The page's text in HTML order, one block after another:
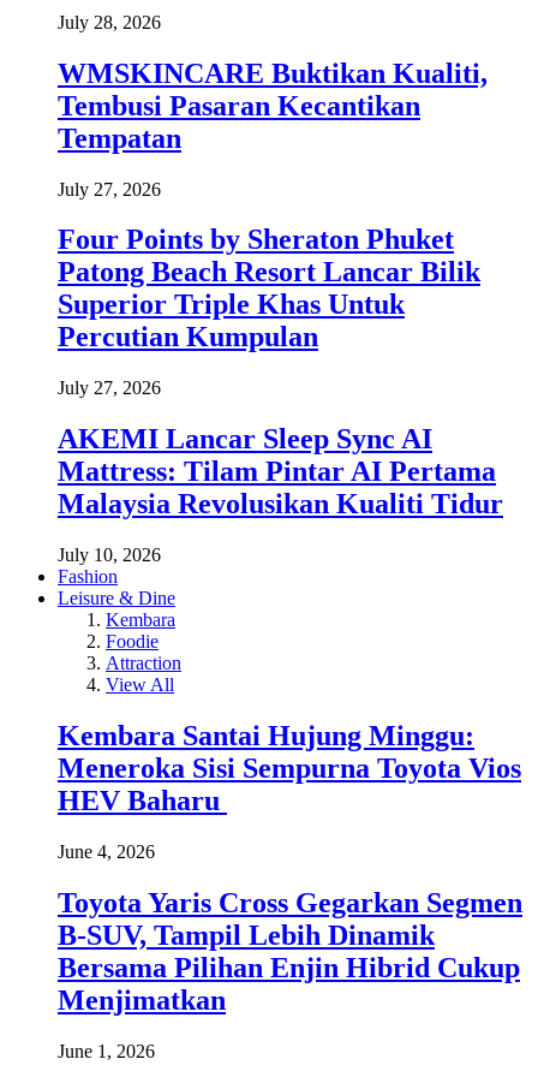
July 28, 2026
WMSKINCARE Buktikan Kualiti,
Tembusi Pasaran Kecantikan
Tempatan
July 27, 2026
Four Points by Sheraton Phuket
Patong Beach Resort Lancar Bilik
Superior Triple Khas Untuk
Percutian Kumpulan
July 27, 2026
AKEMI Lancar Sleep Sync AI
Mattress: Tilam Pintar AI Pertama
Malaysia Revolusikan Kualiti Tidur
July 10, 2026
Fashion
Leisure & Dine
Kembara
Foodie
Attraction
View All
Kembara Santai Hujung Minggu:
Meneroka Sisi Sempurna Toyota Vios
HEV Baharu
June 4, 2026
Toyota Yaris Cross Gegarkan Segmen
B-SUV, Tampil Lebih Dinamik
Bersama Pilihan Enjin Hibrid Cukup
Menjimatkan
June 1, 2026